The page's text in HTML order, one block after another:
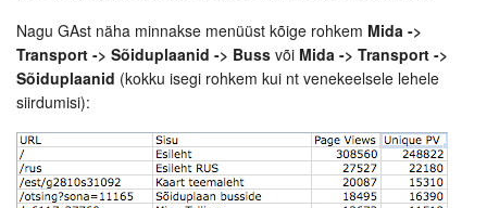
Nagu GAst näha minnakse menüüst kõige rohkem Mida ->
Transport -> Sõiduplaanid -> Buss või Mida -> Transport ->
Sõiduplaanid (kokku isegi rohkem kui nt venekeelsele lehele
siirdumisi):